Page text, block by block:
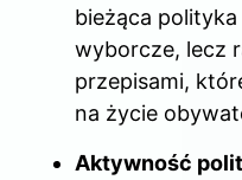
bieżąca
wyborcze, lecz
przepisami,
na życie
Aktywność